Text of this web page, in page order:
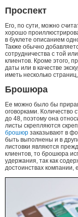
Проспект
Его, по сути, можно
хорошо
в буклете описанием
Также обычно
сотрудничества с той
клиентов. Кроме этого,
даты или в качестве
иметь несколько
Брошюра
Ее можно было бы
оговорками.
до 48, поэтому она
листы скрепляются
брошюр заказывают в
быть выполнены и в
листовки являются
клиентов, то брошюра
удержания, так как
достоинствах компании,